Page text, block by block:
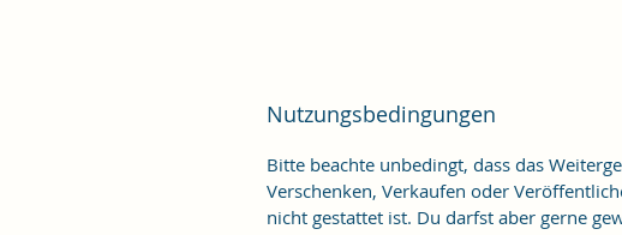
Nutzungsbedingungen
Bitte beachte unbedingt, dass das
Verschenken, Verkaufen oder
nicht gestattet ist. Du darfst aber gerne